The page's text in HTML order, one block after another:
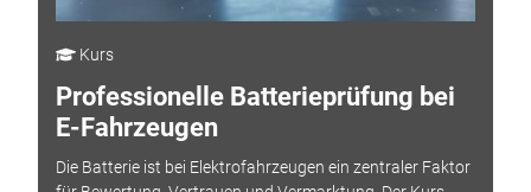
Kurs
Professionelle Batterieprüfung bei
E-Fahrzeugen
Die Batterie ist bei Elektrofahrzeugen ein zentraler Faktor